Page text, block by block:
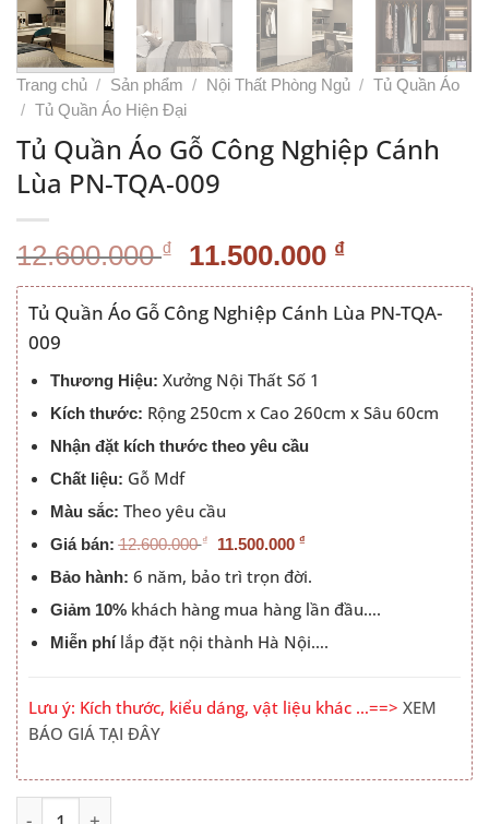
Trang chủ / Sản phẩm / Nội Thất Phòng Ngủ / Tủ Quần Áo
/ Tủ Quần Áo Hiện Đại
Tủ Quần Áo Gỗ Công Nghiệp Cánh
Lùa PN-TQA-009
12.600.000₫ Giá
gốc
là:
11.500.000 ₫Giá
hiện
tại
Tủ Quần Áo Gỗ Công Nghiệp Cánh Lùa PN-TQA-
009
Thương Hiệu: Xưởng Nội Thất Số 1
Kích thước: Rộng 250cm x Cao 260cm x Sâu 60cm
Nhận đặt kích thước theo yêu cầu
Chất liệu: Gỗ Mdf
Màu sắc: Theo yêu cầu
Giá bán:12.600.000 ₫ 11.500.000 ₫
Bảo hành: 6 năm, bảo trì trọn đời.
Giảm 10%khách hàng mua hàng lần đầu….
Miễn phílắp đặt nội thành Hà Nội….
Lưu ý: Kích thước, kiểu dáng, vật liệu khác …==> XEM
BÁO GIÁ TẠI ĐÂY
Tủ Quần Áo Gỗ Công Nghiệp Cánh Lùa PN-TQA-009 số
Alternative: